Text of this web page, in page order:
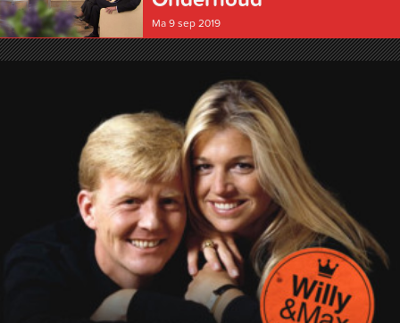
Ma 9 sep 2019